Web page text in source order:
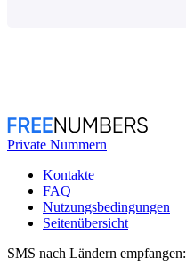
Private Nummern
Kontakte
FAQ
Nutzungsbedingungen
Seitenübersicht
SMS nach Ländern empfangen: